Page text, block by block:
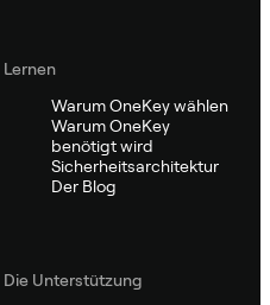
Lernen
Warum OneKey wählen
Warum OneKey
benötigt wird
Sicherheitsarchitektur
Der Blog
Die Unterstützung